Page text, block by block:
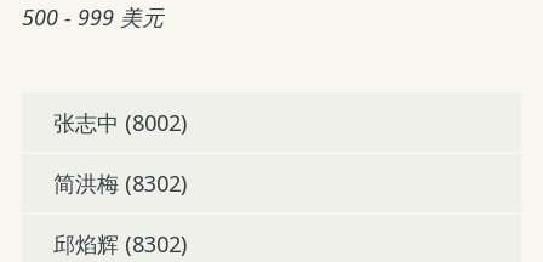
500 - 999 美元
张志中 (8002)
简洪梅 (8302)
邱焰辉 (8302)